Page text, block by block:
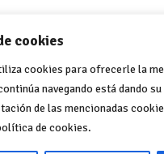
cookies
cookies para ofrecerle la
navegando está dando
de las mencionadas
de cookies.
Todos los derechos
Política de privacidad
Italiano English(
Français